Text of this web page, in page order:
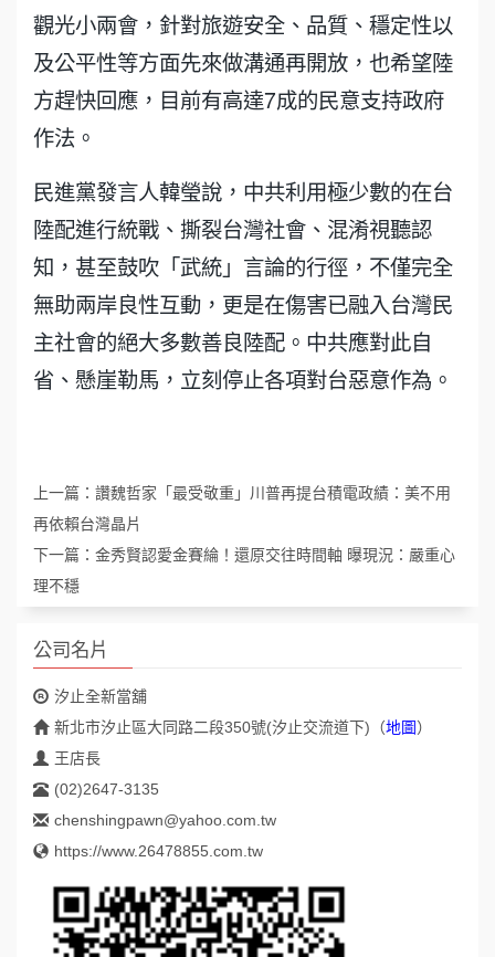
觀光小兩會，針對旅遊安全、品質、穩定性以
及公平性等方面先來做溝通再開放，也希望陸
方趕快回應，目前有高達7成的民意支持政府
作法。
民進黨發言人韓瑩說，中共利用極少數的在台
陸配進行統戰、撕裂台灣社會、混淆視聽認
知，甚至鼓吹「武統」言論的行徑，不僅完全
無助兩岸良性互動，更是在傷害已融入台灣民
主社會的絕大多數善良陸配。中共應對此自
省、懸崖勒馬，立刻停止各項對台惡意作為。
上一篇： 讚魏哲家「最受敬重」川普再提台積電政績：美不用
再依賴台灣晶片
下一篇： 金秀賢認愛金賽綸！還原交往時間軸 曝現況：嚴重心
理不穩
公司名片
汐止全新當舖
新北市汐止區大同路二段350號(汐止交流道下) （地圖）
王店長
(02)2647-3135
chenshingpawn@yahoo.com.tw
https://www.26478855.com.tw